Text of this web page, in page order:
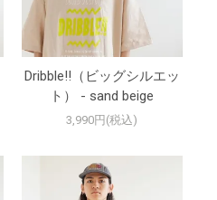
Dribble!!（ビッグシルエッ
ト） - sand beige
3,990円(税込)